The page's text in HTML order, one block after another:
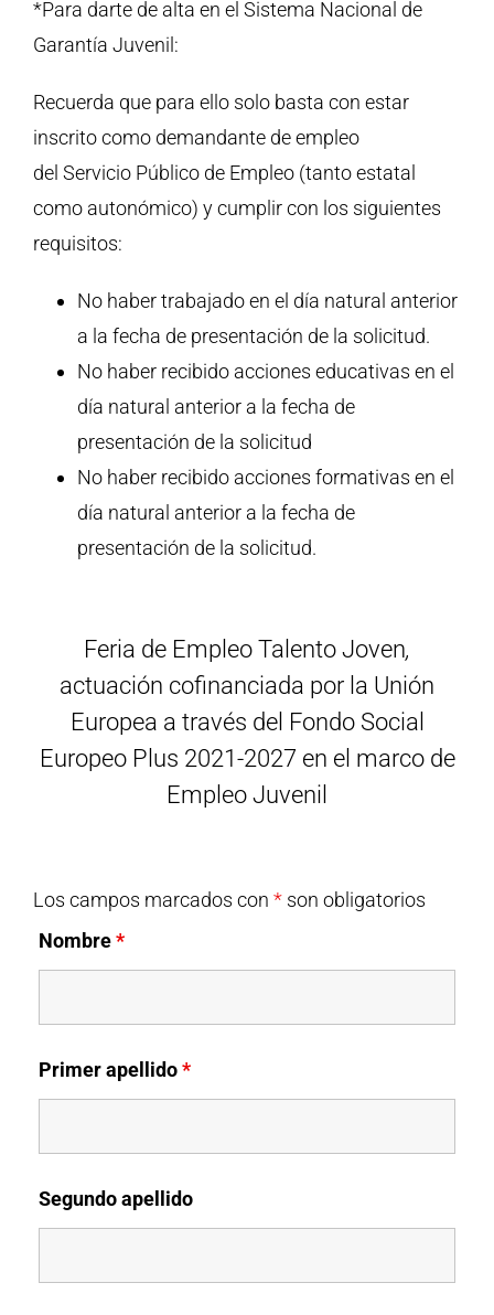
*Para darte de alta en el Sistema Nacional de
Garantía Juvenil:
Recuerda que para ello solo basta con estar
inscrito como demandante de empleo
del Servicio Público de Empleo (tanto estatal
como autonómico) y cumplir con los siguientes
requisitos:
No haber trabajado en el día natural anterior
a la fecha de presentación de la solicitud.
No haber recibido acciones educativas en el
día natural anterior a la fecha de
presentación de la solicitud
No haber recibido acciones formativas en el
día natural anterior a la fecha de
presentación de la solicitud.
Feria de Empleo Talento Joven,
actuación cofinanciada por la Unión
Europea a través del Fondo Social
Europeo Plus 2021-2027 en el marco de
Empleo Juvenil
Los campos marcados con * son obligatorios
Nombre*
Primer apellido*
Segundo apellido